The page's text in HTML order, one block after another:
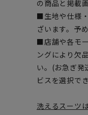
の商品と掲載
■生地や仕様
ざいます。予
■店舗や各モ
ングにより欠
い。(お急ぎ発
ビスを選択で
洗えるスーツ